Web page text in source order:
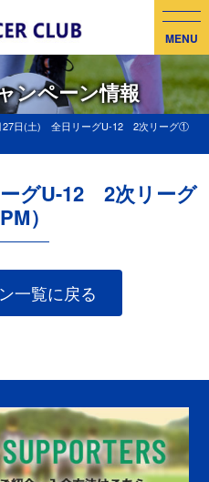
MENU
ンペーン情報
27日(土) 全日リーグU-12 2次リーグ①
グU-12 2次リーグ
）
一覧に戻る